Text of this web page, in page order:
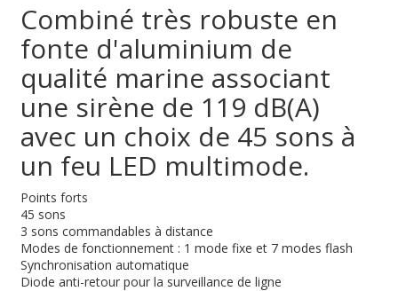
Combiné très robuste en
fonte d'aluminium de
qualité marine associant
une sirène de 119 dB(A)
avec un choix de 45 sons à
un feu LED multimode.
Points forts
45 sons
3 sons commandables à distance
Modes de fonctionnement : 1 mode fixe et 7 modes flash
Synchronisation automatique
Diode anti-retour pour la surveillance de ligne